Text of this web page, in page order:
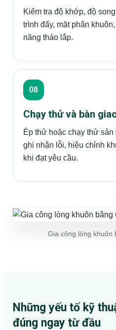
Kiểm tra độ khớp, độ
trình đẩy, mặt phân
năng tháo lắp.
Chạy thử và bàn
Ép thử hoặc chạy thử sản
ghi nhận lỗi, hiệu chỉnh
khi đạt yêu cầu.
Gia công lòng khuôn
Những yếu tố kỹ
đúng ngay từ đầu